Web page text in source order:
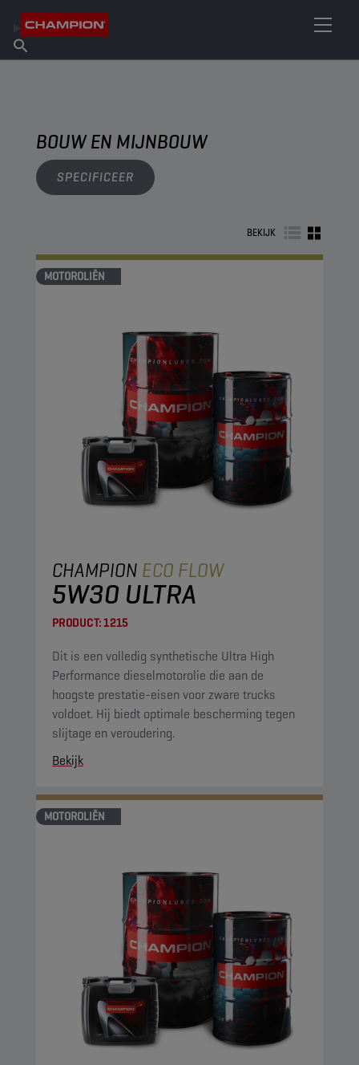
Over Champion
Vind een verkooppunt
BOUW EN MIJNBOUW
SPECIFICEER
BEKIJK
MOTOROLIËN
CHAMPION ECO FLOW
5W30 ULTRA
PRODUCT:1215
Dit is een volledig synthetische Ultra High
Performance dieselmotorolie die aan de
hoogste prestatie-eisen voor zware trucks
voldoet. Hij biedt optimale bescherming tegen
slijtage en veroudering.
Bekijk
MOTOROLIËN